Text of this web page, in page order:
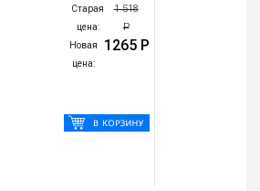
Старая
цена:
1 518
Р
Новая
цена:
1265 Р